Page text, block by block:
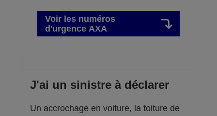
Voir les numéros
d'urgence AXA
J'ai un sinistre à déclarer
Un accrochage en voiture, la toiture de